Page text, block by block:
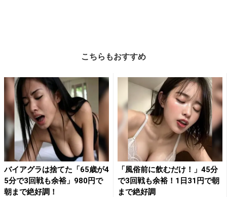
こちらもおすすめ
バイアグラは捨てた「65歳が4
5分で3回戦も余裕」980円で
朝まで絶好調！
「風俗前に飲むだけ！」45分
で3回戦も余裕！1日31円で朝
まで絶好調